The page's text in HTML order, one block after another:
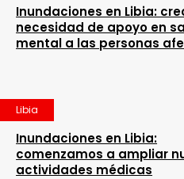
Inundaciones en Libia:
necesidad de apoyo en
mental a las personas
Libia
Inundaciones en Libia:
comenzamos a ampliar
actividades médicas